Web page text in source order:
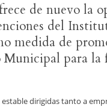
de nuevo la
del
medida de
para la
dirigidas tanto a